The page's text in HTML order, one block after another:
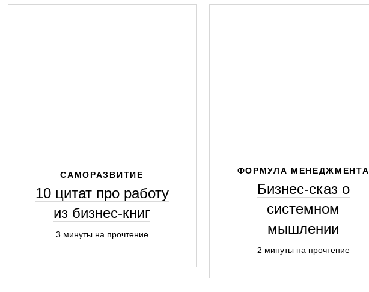
САМОРАЗВИТИЕ
10 цитат про работу
из бизнес-книг
3 минуты на прочтение
ФОРМУЛА МЕНЕДЖМЕНТА
Бизнес-сказ о
системном
мышлении
2 минуты на прочтение